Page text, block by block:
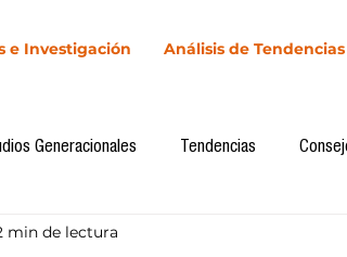
e Investigación Análisis de Tendencias
Generacionales Tendencias
Comunicación y Sociedad
min de lectura